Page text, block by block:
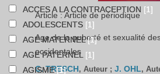
Article : Article de périodique
Age de la puberté et sexualité
occidentales
C. TRESCH, Auteur ; J. OHL,
ACCES A LA CONTRACEPTION [1]
ADOLESCENTS [1]
AGE MATERNEL[1]
AGE PATERNEL [1]
AGISME[1]